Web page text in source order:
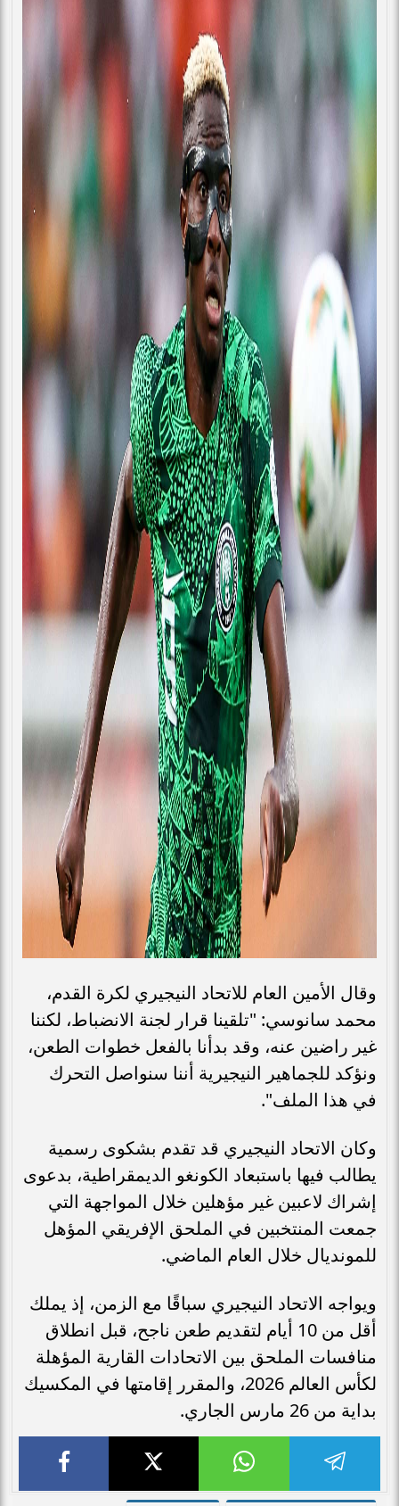
وقال الأمين العام للاتحاد النيجيري لكرة القدم،
محمد سانوسي: "تلقينا قرار لجنة الانضباط، لكننا
غير راضين عنه، وقد بدأنا بالفعل خطوات الطعن،
ونؤكد للجماهير النيجيرية أننا سنواصل التحرك
في هذا الملف".
وكان الاتحاد النيجيري قد تقدم بشكوى رسمية
يطالب فيها باستبعاد الكونغو الديمقراطية، بدعوى
إشراك لاعبين غير مؤهلين خلال المواجهة التي
جمعت المنتخبين في الملحق الإفريقي المؤهل
للمونديال خلال العام الماضي.
ويواجه الاتحاد النيجيري سباقًا مع الزمن، إذ يملك
أقل من 10 أيام لتقديم طعن ناجح، قبل انطلاق
منافسات الملحق بين الاتحادات القارية المؤهلة
لكأس العالم 2026، والمقرر إقامتها في المكسيك
بداية من 26 مارس الجاري.